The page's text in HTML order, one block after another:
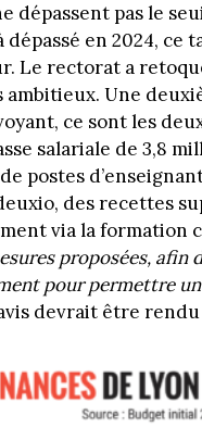
dépassent pas le
dépassé en 2024,
Le rectorat a
ambitieux. Une
ce sont les
salariale de 3,8
postes
des recettes
via la formation
proposées,
pour permettre
devrait être